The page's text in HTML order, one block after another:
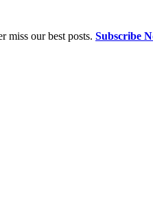
miss our best posts. Subscribe